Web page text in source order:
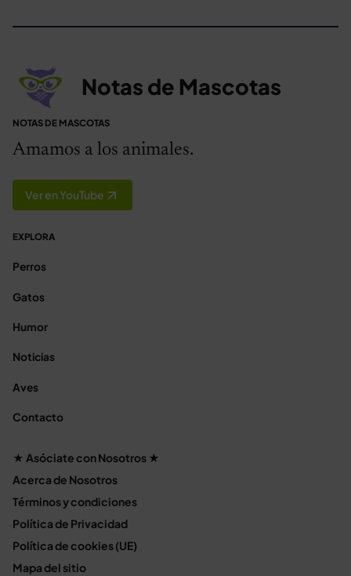
Notas de Mascotas
NOTAS DE MASCOTAS
Amamos a los animales.
Ver en YouTube
EXPLORA
Perros
Gatos
Humor
Noticias
Aves
Contacto
★ Asóciate con Nosotros ★
Acerca de Nosotros
Términos y condiciones
Política de Privacidad
Política de cookies (UE)
Mapa del sitio